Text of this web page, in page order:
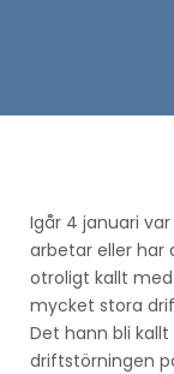
Igår 4 januari
arbetar eller har
otroligt kallt
mycket stora
Det hann bli
driftstörningen